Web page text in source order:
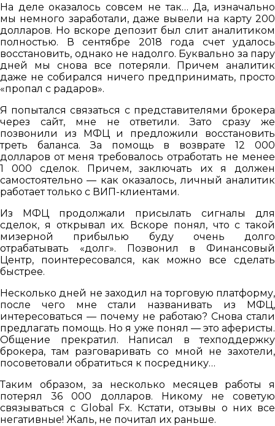
На деле оказалось совсем не так… Да, изначально
мы немного заработали, даже вывели на карту 200
долларов. Но вскоре депозит был слит аналитиком
полностью. В сентябре 2018 года счет удалось
восстановить, однако не надолго. Буквально за пару
дней мы снова все потеряли. Причем аналитик
даже не собирался ничего предпринимать, просто
«пропал с радаров».
Я попытался связаться с представителями брокера
через сайт, мне не ответили. Зато сразу же
позвонили из МФЦ и предложили восстановить
треть баланса. За помощь в возврате 12 000
долларов от меня требовалось отработать не менее
1 000 сделок. Причем, заключать их я должен
самостоятельно — как оказалось, личный аналитик
работает только с ВИП-клиентами.
Из МФЦ продолжали присылать сигналы для
сделок, я открывал их. Вскоре понял, что с такой
мизерной прибылью буду очень долго
отрабатывать «долг». Позвонил в Финансовый
Центр, поинтересовался, как можно все сделать
быстрее.
Несколько дней не заходил на торговую платформу,
после чего мне стали названивать из МФЦ,
интересоваться — почему не работаю? Снова стали
предлагать помощь. Но я уже понял — это аферисты.
Общение прекратил. Написал в техподдержку
брокера, там разговаривать со мной не захотели,
посоветовали обратиться к посреднику…
Таким образом, за несколько месяцев работы я
потерял 36 000 долларов. Никому не советую
связываться с Global Fx. Кстати, отзывы о них все
негативные! Жаль, не почитал их раньше.